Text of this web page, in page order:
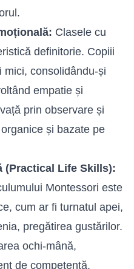
Clasele cu
definitorie. Copiii
mici, consolidându-și
empatie și
prin observare și
și bazate pe
(Practical Life Skills):
Montessori este
cum ar fi turnatul apei,
pregătirea gustărilor.
ochi-mână,
de competență,